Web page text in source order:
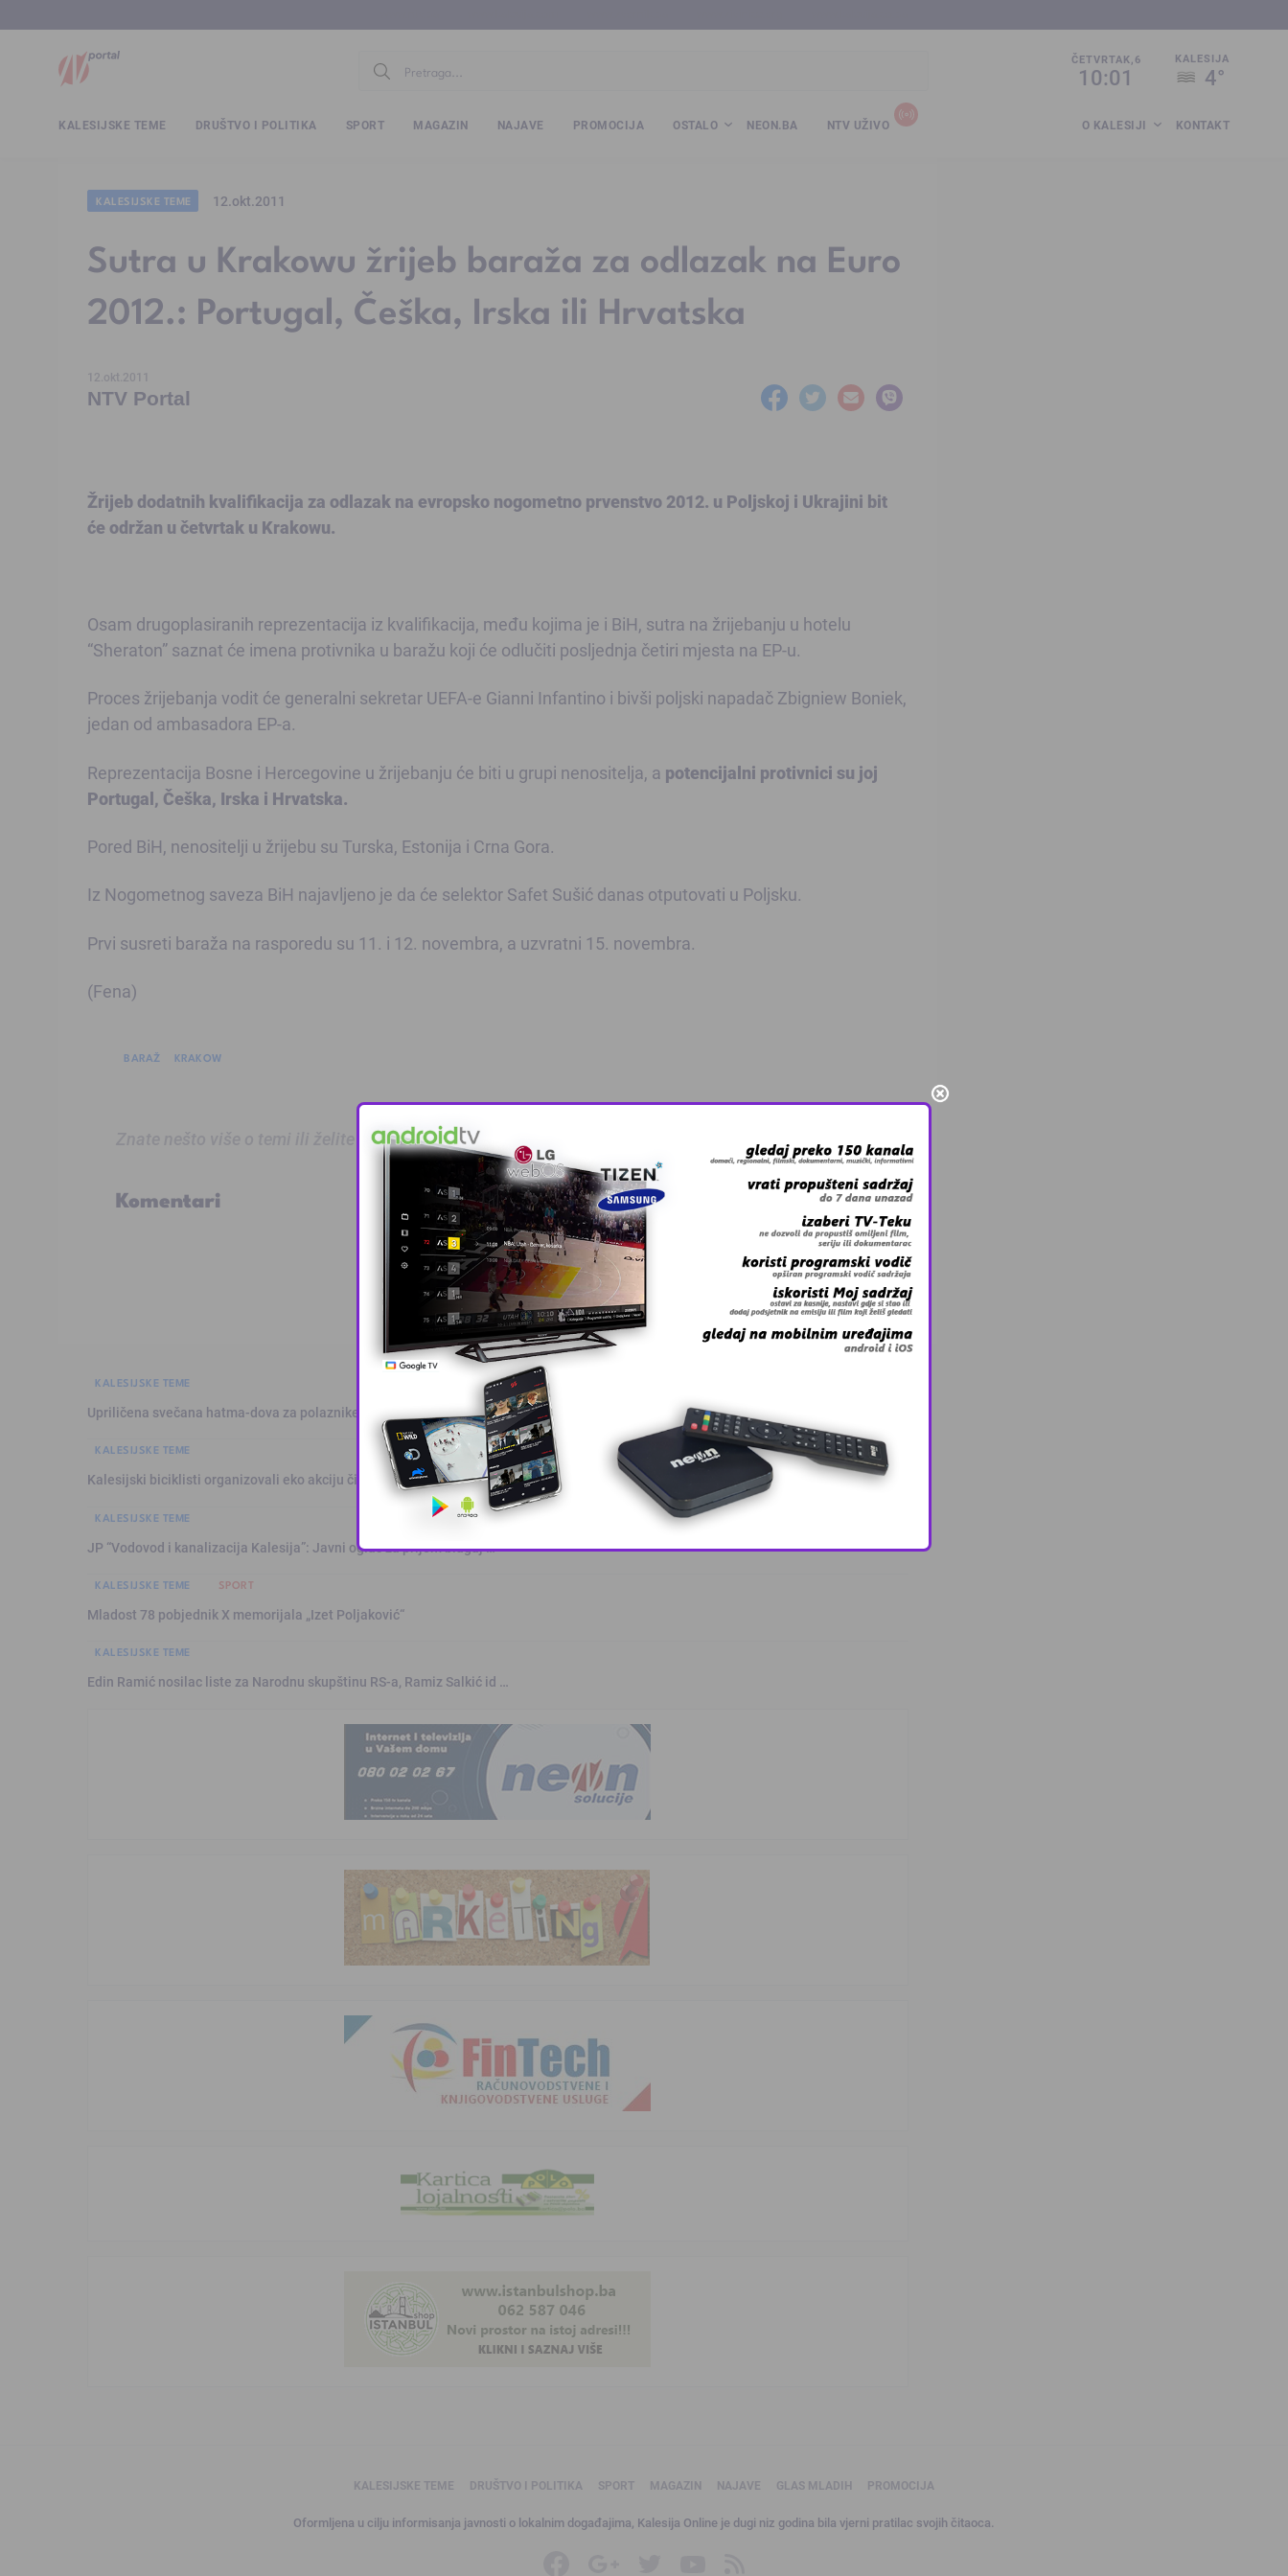
ČETVRTAK,6
10:01
KALESIJA
4°
KALESIJSKE TEME DRUŠTVO I POLITIKA SPORT MAGAZIN NAJAVE PROMOCIJA OSTALO NEON.BA NTV UŽIVO O KALESIJI KONTAKT
KALESIJSKE TEME 12.okt.2011
Sutra u Krakowu žrijeb baraža za odlazak na Euro
2012.: Portugal, Češka, Irska ili Hrvatska
12.okt.2011
NTV Portal
Žrijeb dodatnih kvalifikacija za odlazak na evropsko nogometno prvenstvo 2012. u Poljskoj i Ukrajini bit
će održan u četvrtak u Krakowu.
Osam drugoplasiranih reprezentacija iz kvalifikacija, među kojima je i BiH, sutra na žrijebanju u hotelu
“Sheraton” saznat će imena protivnika u baražu koji će odlučiti posljednja četiri mjesta na EP-u.
Proces žrijebanja vodit će generalni sekretar UEFA-e Gianni Infantino i bivši poljski napadač Zbigniew Boniek,
jedan od ambasadora EP-a.
Reprezentacija Bosne i Hercegovine u žrijebanju će biti u grupi nenositelja, a potencijalni protivnici su joj
Portugal, Češka, Irska i Hrvatska.
Pored BiH, nenositelji u žrijebu su Turska, Estonija i Crna Gora.
Iz Nogometnog saveza BiH najavljeno je da će selektor Safet Sušić danas otputovati u Poljsku.
Prvi susreti baraža na rasporedu su 11. i 12. novembra, a uzvratni 15. novembra.
(Fena)
BARAŽ KRAKOW
Znate nešto više o temi ili želite prijaviti grešku u tekstu?
Komentari
KALESIJSKE TEME
Upriličena svečana hatma-dova za polaznike mekteba i odrasle u džem …
KALESIJSKE TEME
Kalesijski biciklisti organizovali eko akciju čišćenja Pješavice
KALESIJSKE TEME
JP “Vodovod i kanalizacija Kalesija”: Javni oglas za prijem blagaj …
KALESIJSKE TEME SPORT
Mladost 78 pobjednik X memorijala „Izet Poljaković“
KALESIJSKE TEME
Edin Ramić nosilac liste za Narodnu skupštinu RS-a, Ramiz Salkić id …
KALESIJSKE TEME DRUŠTVO I POLITIKA SPORT MAGAZIN NAJAVE GLAS MLADIH PROMOCIJA
Oformljena u cilju informisanja javnosti o lokalnim događajima, Kalesija Online je dugi niz godina bila vjerni pratilac svojih čitaoca.